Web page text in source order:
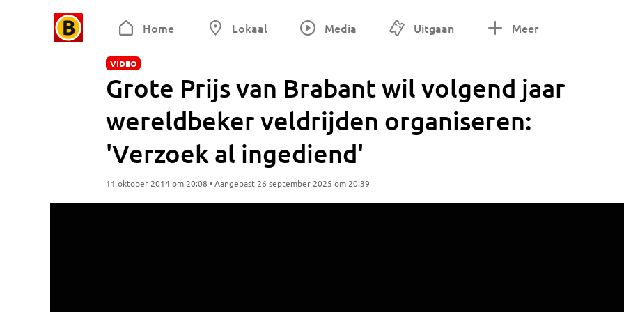
Home Lokaal Media Uitgaan Meer
VIDEO
Grote Prijs van Brabant wil volgend jaar
wereldbeker veldrijden organiseren:
'Verzoek al ingediend'
11 oktober 2014 om 20:08 • Aangepast 26 september 2025 om 20:39